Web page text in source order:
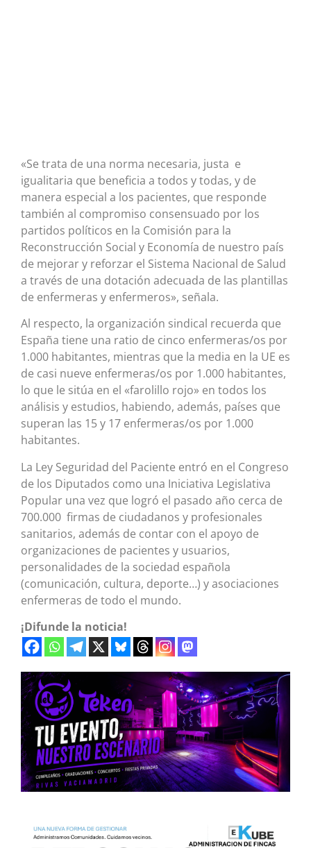
«Se trata de una norma necesaria, justa e
igualitaria que beneficia a todos y todas, y de
manera especial a los pacientes, que responde
también al compromiso consensuado por los
partidos políticos en la Comisión para la
Reconstrucción Social y Economía de nuestro país
de mejorar y reforzar el Sistema Nacional de Salud
a través de una dotación adecuada de las plantillas
de enfermeras y enfermeros», señala.
Al respecto, la organización sindical recuerda que
España tiene una ratio de cinco enfermeras/os por
1.000 habitantes, mientras que la media en la UE es
de casi nueve enfermeras/os por 1.000 habitantes,
lo que le sitúa en el «farolillo rojo» en todos los
análisis y estudios, habiendo, además, países que
superan las 15 y 17 enfermeras/os por 1.000
habitantes.
La Ley Seguridad del Paciente entró en el Congreso
de los Diputados como una Iniciativa Legislativa
Popular una vez que logró el pasado año cerca de
700.000 firmas de ciudadanos y profesionales
sanitarios, además de contar con el apoyo de
organizaciones de pacientes y usuarios,
personalidades de la sociedad española
(comunicación, cultura, deporte…) y asociaciones
enfermeras de todo el mundo.
¡Difunde la noticia!